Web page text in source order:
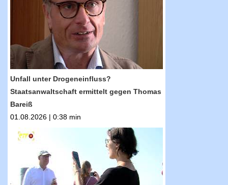
Drogeneinfluss? Staatsanwaltschaft ermittelt
gegen Thomas Bareiß
Unfall unter Drogeneinfluss?
Staatsanwaltschaft ermittelt gegen Thomas
Bareiß
01.08.2026 | 0:38 min
RTF.1-Nachrichten: Keltische Metropole
Heidengraben wird digital sichtbar